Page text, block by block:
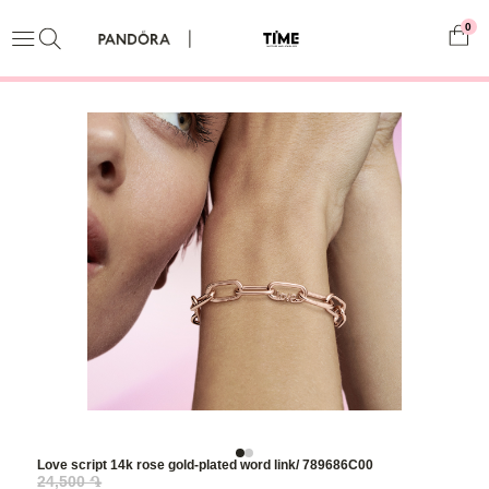
0
Love script 14k rose gold-plated word link/ 789686C00
24,500 ֏